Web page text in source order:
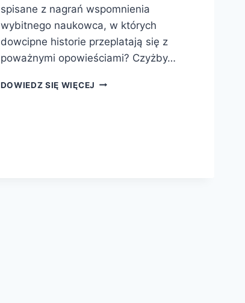
spisane z nagrań wspomnienia
wybitnego naukowca, w których
dowcipne historie przeplatają się z
poważnymi opowieściami? Czyżby…
DOWIEDZ SIĘ WIĘCEJ PRZYGODY